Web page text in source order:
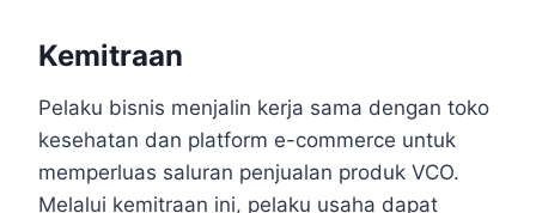
Kemitraan
Pelaku bisnis menjalin kerja sama dengan toko
kesehatan dan platform e-commerce untuk
memperluas saluran penjualan produk VCO.
Melalui kemitraan ini, pelaku usaha dapat